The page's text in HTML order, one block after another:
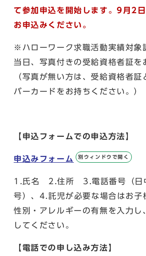
て参加申込を開始します。9月2日
お申込みください。
※ハローワーク求職活動実績対象
当日、写真付きの受給資格者証を
（写真が無い方は、受給資格者証
バーカードをお持ちください。）
【申込フォームでの申込方法】
申込みフォーム 別ウィンドウで開く
1.氏名 2.住所 3.電話番号（日
号）、4.託児が必要な場合はお子
性別・アレルギーの有無を入力し
してください。
【電話での申し込み方法】